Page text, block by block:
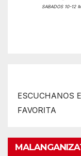
SABADOS 10-12
ESCUCHANOS
FAVORITA